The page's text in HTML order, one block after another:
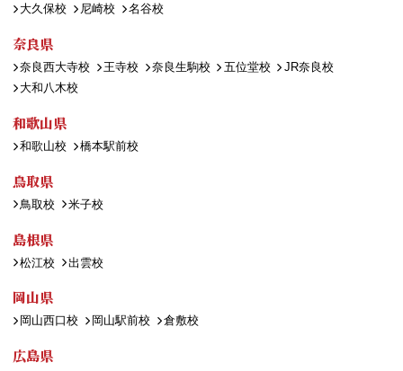
大久保校
尼崎校 名谷校
奈良県
奈良西大寺校 王寺校 奈良生駒校 五位堂校
JR奈良校
大和八木校
和歌山県
和歌山校 橋本駅前校
鳥取県
鳥取校 米子校
島根県
松江校 出雲校
岡山県
岡山西口校 岡山駅前校 倉敷校
広島県